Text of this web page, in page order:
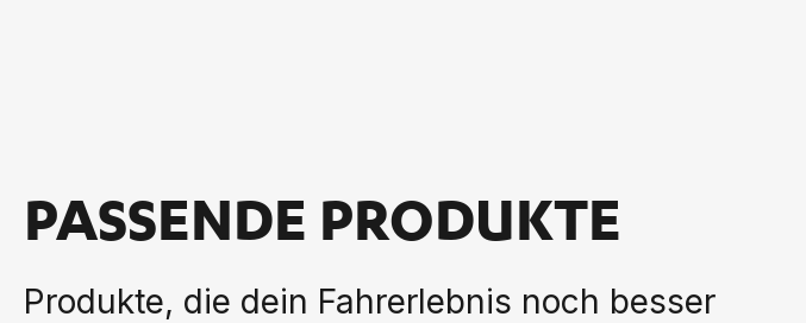
PASSENDE PRODUKTE
Produkte, die dein Fahrerlebnis noch besser